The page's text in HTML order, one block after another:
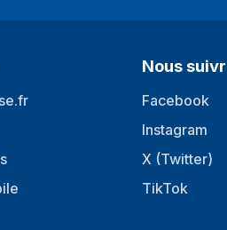
Vue multiple
TV intelligente / smart TV
Système d'exploitation installé
Version du système
Nous
Facebook
Instagram
X (Twitter)
TikTok